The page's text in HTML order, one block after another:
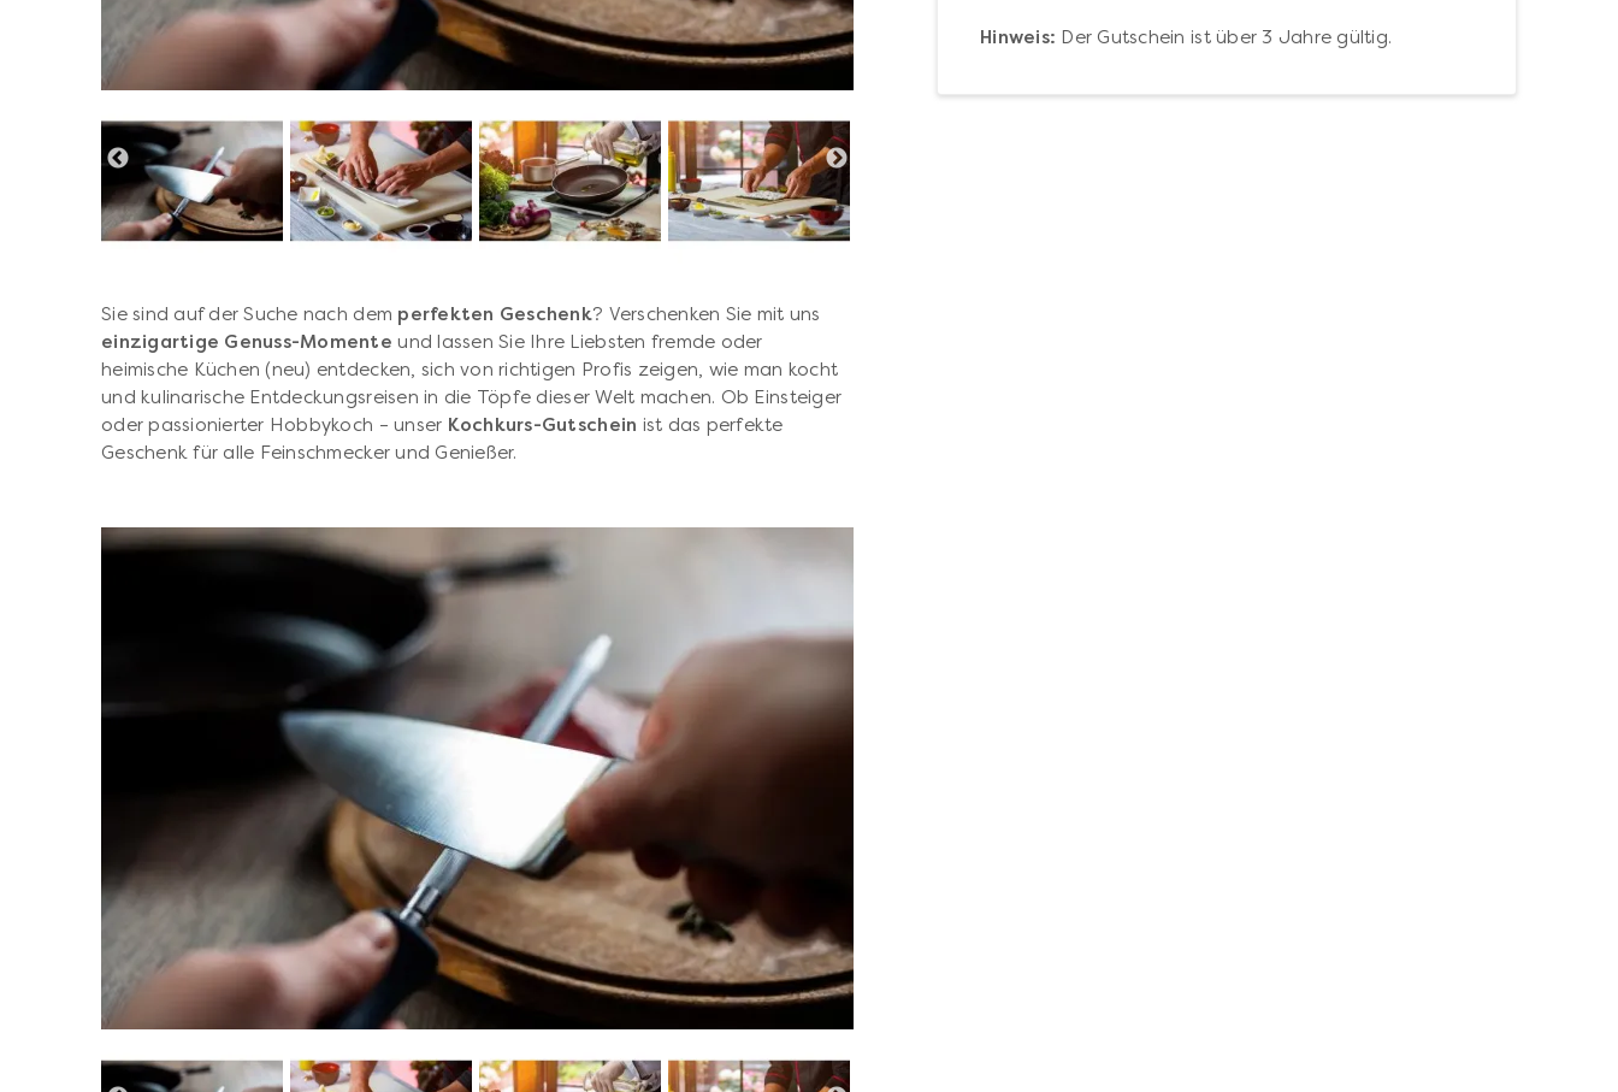
Sie sind auf der Suche nach dem perfekten Geschenk? Verschenken Sie mit uns
einzigartige Genuss-Momente und lassen Sie Ihre Liebsten fremde oder
heimische Küchen (neu) entdecken, sich von richtigen Profis zeigen, wie man kocht
und kulinarische Entdeckungsreisen in die Töpfe dieser Welt machen. Ob Einsteiger
oder passionierter Hobbykoch – unser Kochkurs-Gutschein ist das perfekte
Geschenk für alle Feinschmecker und Genießer.
Hinweis: Der Gutschein ist über 3 Jahre gültig.